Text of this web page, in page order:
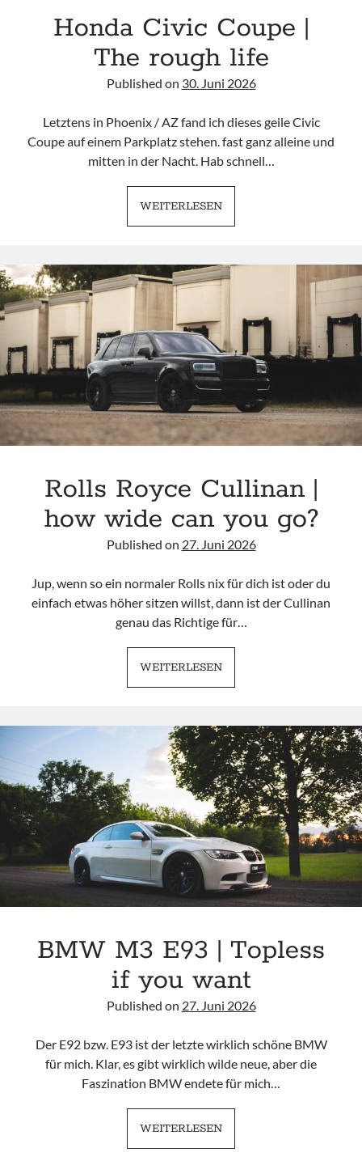
9px webdesign
Imprint
Honda Civic Coupe |
The rough life
Published on 30. Juni 2026
Letztens in Phoenix / AZ fand ich dieses geile Civic
Coupe auf einem Parkplatz stehen. fast ganz alleine und
mitten in der Nacht. Hab schnell…
WEITERLESENHONDA
CIVIC
|
THE
LIFE
Rolls Royce Cullinan |
how wide can you go?
Published on 27. Juni 2026
Jup, wenn so ein normaler Rolls nix für dich ist oder du
einfach etwas höher sitzen willst, dann ist der Cullinan
genau das Richtige für…
WEITERLESENROLLS
ROYCE
|
HOW
WIDE
CAN
YOU
GO?
BMW M3 E93 | Topless
if you want
Published on 27. Juni 2026
Der E92 bzw. E93 ist der letzte wirklich schöne BMW
für mich. Klar, es gibt wirklich wilde neue, aber die
Faszination BMW endete für mich…
WEITERLESENBMW
M3